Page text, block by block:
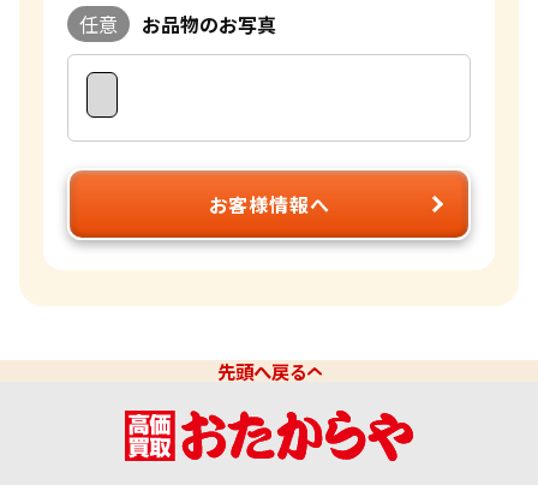
任意 お品物のお写真
お客様情報へ
先頭へ戻る